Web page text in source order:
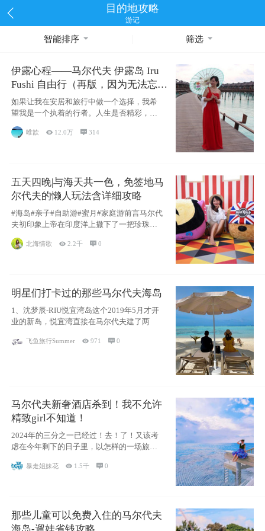
目的地攻略
游记
智能排序 筛选
伊露心程——马尔代夫 伊露岛 Iru
Fushi 自由行（再版，因为无法忘却
的留恋）
如果让我在安居和旅行中做一个选择，我希
望我是一个执着的行者。人生是否精彩，都
源于自己
唯歆  12.0万  314
五天四晚|与海天共一色，免签地马
尔代夫的懒人玩法含详细攻略
#海岛#亲子#自助游#蜜月#家庭游前言马尔代
夫初印象上帝在印度洋上撒下了一把珍珠，
北海情歌 2.2千 0
明星们打卡过的那些马尔代夫海岛
1、沈梦辰-RIU悦宜湾岛这个2019年5月才开
业的新岛，悦宜湾直接在马尔代夫建了两
飞鱼旅行Summer 971 0
马尔代夫新奢酒店杀到！我不允许
精致girl不知道！
2024年的三分之一已经过！去！了！又该考
虑在今年剩下的日子里，以怎样的一场旅行
暴走姐妹花  1.5千 0
那些儿童可以免费入住的马尔代夫